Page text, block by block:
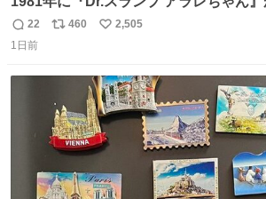
直後の鳥山明さんと、小山茉美さんです
返
信
22
リ
数
460
い
数
2,505
1日前